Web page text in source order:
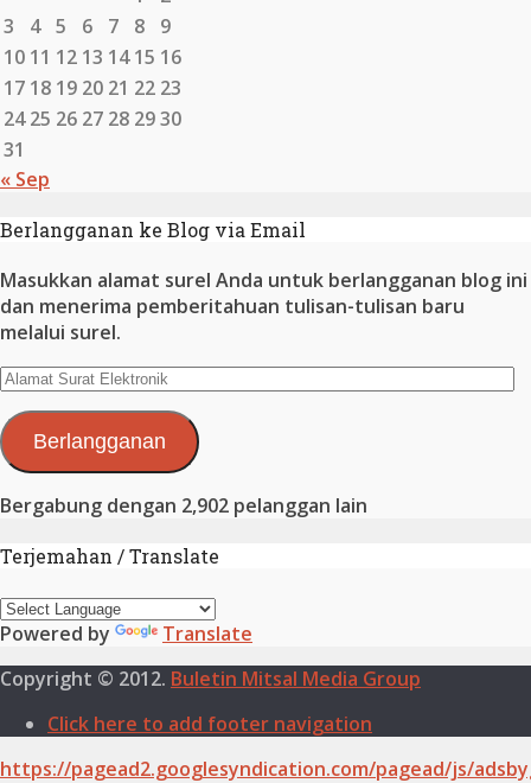
3
4 5 6 7 8
9
10 11 12 13 14 15 16
17 18 19 20 21 22 23
24 25 26 27 28 2930
31
« Sep
Berlangganan ke Blog via Email
Masukkan alamat surel Anda untuk berlangganan blog ini
dan menerima pemberitahuan tulisan-tulisan baru
melalui surel.
Alamat
Elektronik
Berlangganan
Bergabung dengan 2,902 pelanggan lain
Terjemahan / Translate
Powered by
Translate
Copyright © 2012. Buletin Mitsal Media Group
Click here to add footer navigation
https://pagead2.googlesyndication.com/pagead/js/